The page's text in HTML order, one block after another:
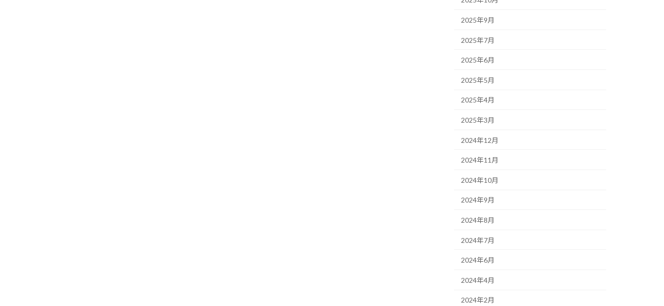
2025年9月
2025年7月
2025年6月
2025年5月
2025年4月
2025年3月
2024年12月
2024年11月
2024年10月
2024年9月
2024年8月
2024年7月
2024年6月
2024年4月
2024年2月